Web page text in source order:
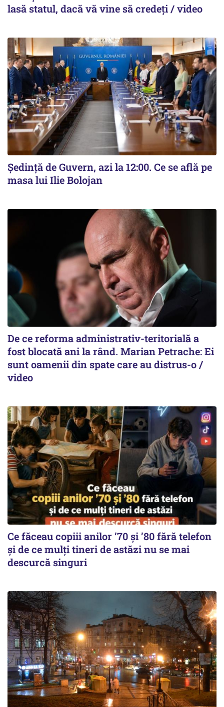
lasă statul, dacă vă vine să credeți / video
Ședință de Guvern, azi la 12:00. Ce se află pe
masa lui Ilie Bolojan
De ce reforma administrativ-teritorială a
fost blocată ani la rând. Marian Petrache: Ei
sunt oamenii din spate care au distrus-o /
video
Ce făceau copiii anilor ’70 și ’80 fără telefon
și de ce mulți tineri de astăzi nu se mai
descurcă singuri